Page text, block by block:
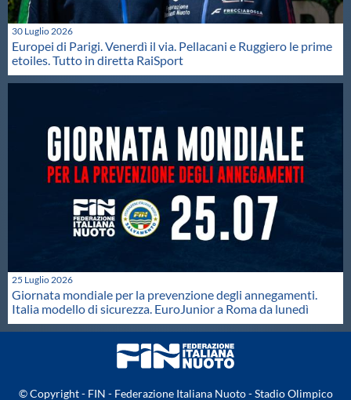
30 Luglio 2026
Europei di Parigi. Venerdì il via. Pellacani e Ruggiero le prime
etoiles. Tutto in diretta RaiSport
25 Luglio 2026
Giornata mondiale per la prevenzione degli annegamenti.
Italia modello di sicurezza. EuroJunior a Roma da lunedì
© Copyright - FIN - Federazione Italiana Nuoto - Stadio Olimpico